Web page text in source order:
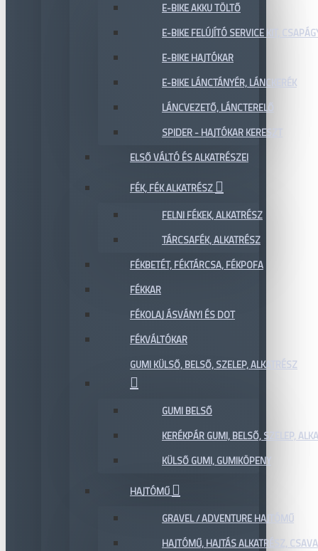
E-BIKE AKKU TÖLTŐ
E-BIKE FELÚJÍTÓ SERVICE KIT,
E-BIKE HAJTÓKAR
E-BIKE LÁNCTÁNYÉR, LÁNCKERÉK
LÁNCVEZETŐ, LÁNCTERELŐ
SPIDER - HAJTÓKAR KERESZT
ELSŐ VÁLTÓ ÉS ALKATRÉSZEI
FÉK, FÉK ALKATRÉSZ
FELNI FÉKEK, ALKATRÉSZ
TÁRCSAFÉK, ALKATRÉSZ
FÉKBETÉT, FÉKTÁRCSA, FÉKPOFA
FÉKKAR
FÉKOLAJ ÁSVÁNYI ÉS DOT
FÉKVÁLTÓKAR
GUMI KÜLSŐ, BELSŐ, SZELEP, ALKATRÉSZ
GUMI BELSŐ
KERÉKPÁR GUMI, BELSŐ, SZELEP,
KÜLSŐ GUMI, GUMIKÖPENY
HAJTÓMŰ
GRAVEL / ADVENTURE HAJTÓMŰ
HAJTÓMŰ, HAJTÁS ALKATRÉSZ,